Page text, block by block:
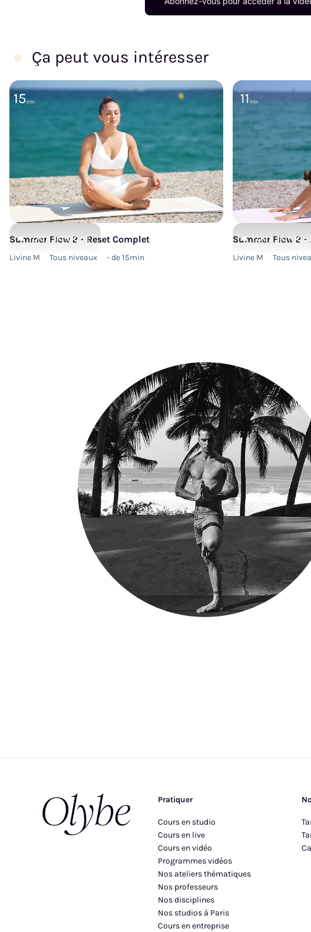
Ça peut vous intéresser
YOGA TONIQUE
Summer Flow 2 - Reset Complet
Livine M Tous niveaux - de 15min
YOGA
Summer Flow 2
Livine M Tous
Pratiquer
Cours en studio
Cours en live
Cours en vidéo
Programmes vidéos
Nos ateliers thématiques
Nos professeurs
Nos disciplines
Nos studios à Paris
Cours en entreprise